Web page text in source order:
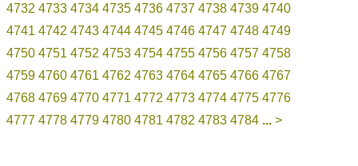
4732 4733 4734 4735 4736 4737 4738 4739 4740
4741 4742 4743 4744 4745 4746 4747 4748 4749
4750 4751 4752 4753 4754 4755 4756 4757 4758
4759 4760 4761 4762 4763 4764 4765 4766 4767
4768 4769 4770 4771 4772 4773 4774 4775 4776
4777 4778 4779 4780 4781 4782 4783 4784 ... >